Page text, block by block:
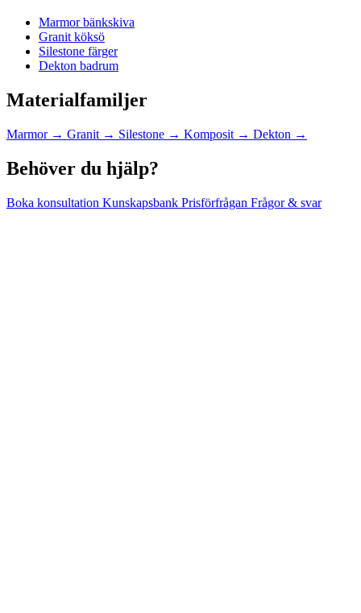
Marmor bänkskiva
Granit köksö
Silestone färger
Dekton badrum
Materialfamiljer
Marmor → Granit → Silestone → Komposit → Dekton →
Behöver du hjälp?
Boka konsultation Kunskapsbank Prisförfrågan Frågor & svar